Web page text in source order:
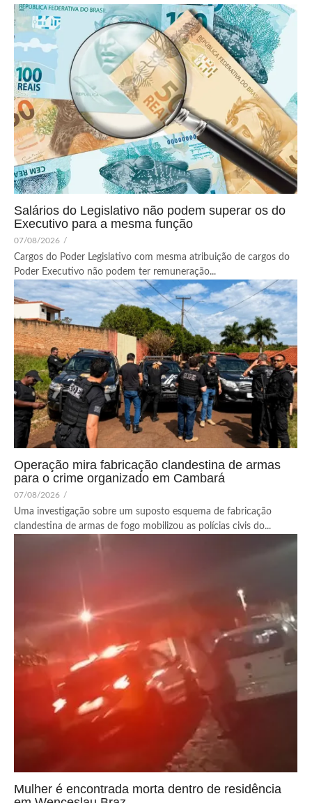
Salários do Legislativo não podem superar os do
Executivo para a mesma função
07/08/2026 /
Cargos do Poder Legislativo com mesma atribuição de cargos do
Poder Executivo não podem ter remuneração...
Operação mira fabricação clandestina de armas
para o crime organizado em Cambará
07/08/2026 /
Uma investigação sobre um suposto esquema de fabricação
clandestina de armas de fogo mobilizou as polícias civis do...
Mulher é encontrada morta dentro de residência